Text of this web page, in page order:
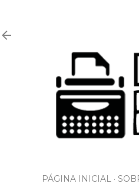
PÁGINA INICIAL